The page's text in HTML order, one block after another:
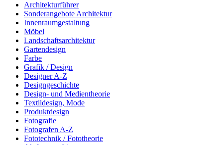
Architekturführer
Sonderangebote Architektur
Innenraumgestaltung
Möbel
Landschaftsarchitektur
Gartendesign
Farbe
Grafik / Design
Designer A-Z
Designgeschichte
Design- und Medientheorie
Textildesign, Mode
Produktdesign
Fotografie
Fotografen A-Z
Fototechnik / Fototheorie